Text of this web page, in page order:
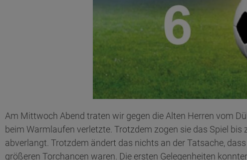
Am Mittwoch Abend traten wir gegen die Alten Herren vom
beim Warmlaufen verletzte. Trotzdem zogen sie das Spiel
abverlangt. Trotzdem ändert das nichts an der Tatsache,
größeren Torchancen waren. Die ersten Gelegenheiten